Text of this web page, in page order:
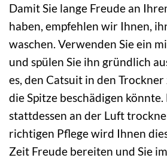
Damit Sie lange Freude an
haben, empfehlen wir Ihnen,
waschen. Verwenden Sie ein
und spülen Sie ihn gründlich
es, den Catsuit in den Trockner
die Spitze beschädigen könnte.
stattdessen an der Luft
richtigen Pflege wird Ihnen
Zeit Freude bereiten und Sie